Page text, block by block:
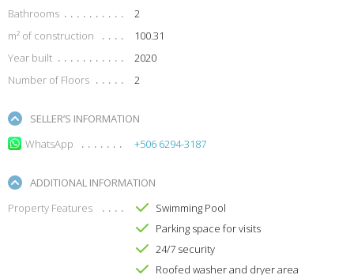
Bathrooms
2
m² of construction
100.31
Year built
2020
Number of Floors
2
SELLER’S INFORMATION
WhatsApp
+506 6294-3187
ADDITIONAL INFORMATION
Property Features
Swimming Pool
Parking space for visits
24/7 security
Roofed washer and dryer area